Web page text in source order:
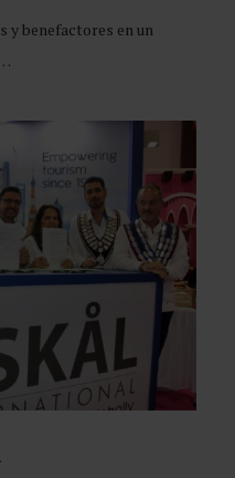
y benefactores en un